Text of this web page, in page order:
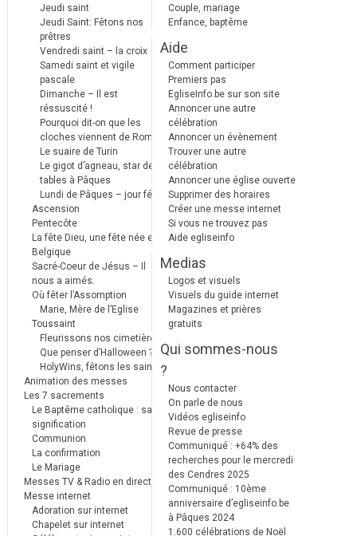
Jeudi saint
Jeudi Saint: Fêtons nos
prêtres
Vendredi saint – la croix
Samedi saint et vigile
pascale
Dimanche – Il est
réssuscité !
Pourquoi dit-on que les
cloches viennent de Rome ?
Le suaire de Turin
Le gigot d’agneau, star des
tables à Pâques
Lundi de Pâques – jour férié
Ascension
Pentecôte
La fête Dieu, une fête née en
Belgique
Sacré-Coeur de Jésus – Il
nous a aimés.
Où fêter l’Assomption
Marie, Mère de l’Eglise
Toussaint
Fleurissons nos cimetières
Que penser d’Halloween ?
HolyWins, fêtons les saints !
Animation des messes
Les 7 sacrements
Le Baptême catholique : sa
signification
Communion
La confirmation
Le Mariage
Messes TV & Radio en direct
Messe internet
Adoration sur internet
Chapelet sur internet
Couple, mariage
Enfance, baptême
Aide
Comment participer
Premiers pas
EgliseInfo.be sur son site
Annoncer une autre
célébration
Annoncer un évènement
Trouver une autre
célébration
Annoncer une église ouverte
Supprimer des horaires
Créer une messe internet
Si vous ne trouvez pas
Aide egliseinfo
Medias
Logos et visuels
Visuels du guide internet
Magazines et prières
gratuits
Qui sommes-nous
?
Nous contacter
On parle de nous
Vidéos egliseinfo
Revue de presse
Communiqué : +64% des
recherches pour le mercredi
des Cendres 2025
Communiqué : 10ème
anniversaire d’egliseinfo.be
à Pâques 2024
1.600 célébrations de Noël